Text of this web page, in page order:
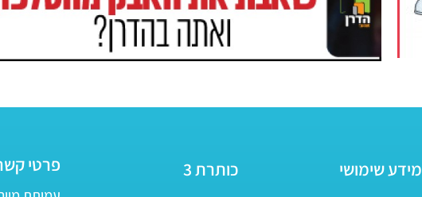
מידע שימושי כותרת 3 פרטי